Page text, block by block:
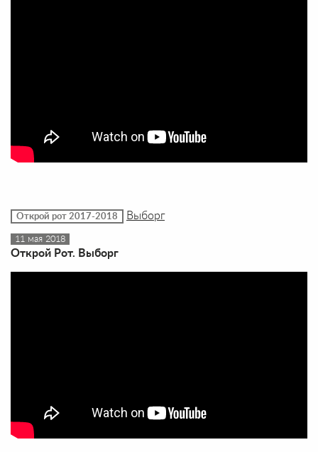
Открой рот 2017-2018 Выборг
11 мая 2018
Открой Рот. Выборг